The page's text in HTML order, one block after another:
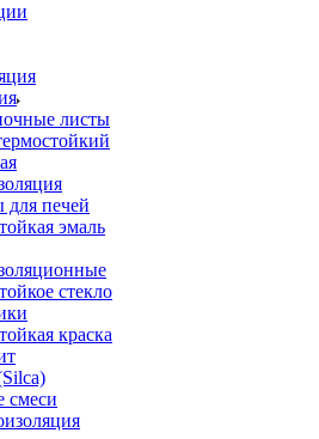
листы
печей
эмаль
стекло
краска
смеси